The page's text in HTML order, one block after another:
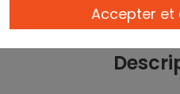
Accepter et